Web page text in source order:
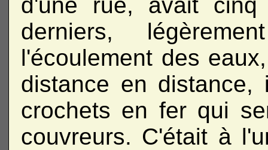
derniers,
l'écoulement des
distance en
crochets en fer qui
couvreurs. C'était à